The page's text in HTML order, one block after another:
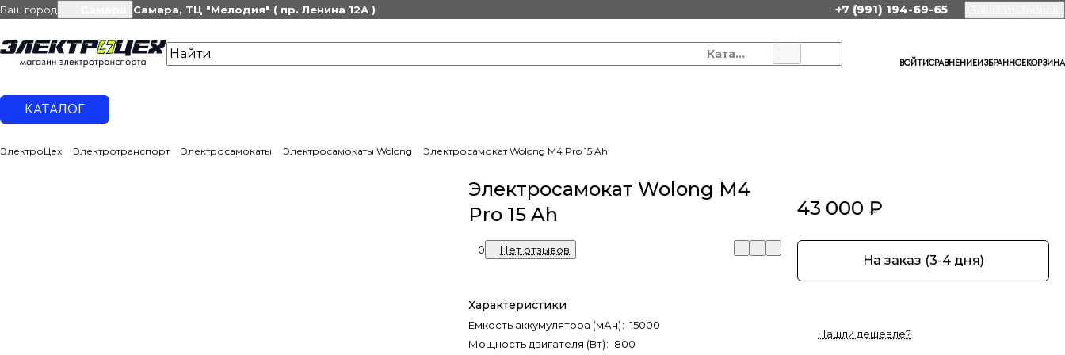
Ваш город Самара, ТЦ "Мелодия" ( пр. Ленина 12А ) +7 (991) 194-69-65
Каталог
ВОЙТИСРАВНЕНИЕИЗБРАННОЕКОРЗИНА
КАТАЛОГ
ЭлектроЦех Электротранспорт Электросамокаты Электросамокаты Wolong Электросамокат Wolong M4 Pro 15 Ah
Электросамокат Wolong M4
Pro 15 Ah
0 Нет отзывов
Характеристики
Емкость аккумулятора (мАч): 15000
Мощность двигателя (Вт): 800
43 000 ₽
На заказ (3-4 дня)
Нашли дешевле?